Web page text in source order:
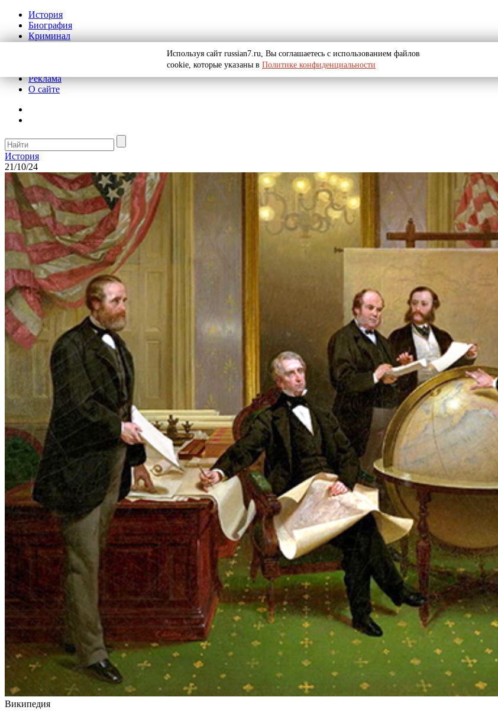
История
Биография
Криминал
Реклама
О сайте
История
21/10/24
Википедия
Используя сайт russian7.ru, Вы соглашаетесь с использованием файлов
cookie, которые указаны в Политике конфиденциальности